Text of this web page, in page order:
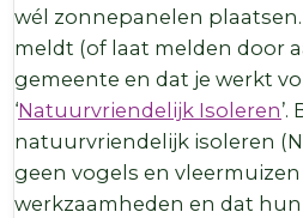
wél zonnepanelen
meldt (of laat melden door
gemeente en dat je werkt
‘Natuurvriendelijk Isoleren
natuurvriendelijk isoleren
geen vogels en
werkzaamheden en dat